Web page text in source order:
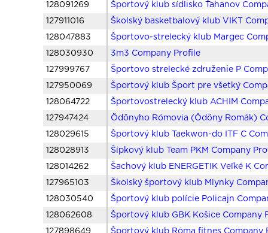
128091269
Športový klub sídlisko Ťahanov
127911016
Školský basketbalový klub VIKT
128047883
Športovo-strelecký klub Margec
128030930
3m3 Company Profile
127999767
Športovo strelecké združenie P
127950069
Športový klub Šport pre všetký
128064722
Športovostrelecký klub ACHIM
127947424
Ödönyho Rómovia (Ödöny Romák)
128029615
Športový klub Taekwon-do ITF C
128028913
Šípkový klub Team PKM Company
128014262
Šachový klub ENERGETIK Veľké K
127965103
Školský športový klub Mlynky
128030540
Športový klub polície Policajn
128062608
Športový klub GBK Košice Company